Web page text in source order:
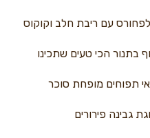
עם ריבת חלב וקוקוס
בתנור הכי טעים שתכינו
תפוחים מופחת סוכר
גבינה פירורים